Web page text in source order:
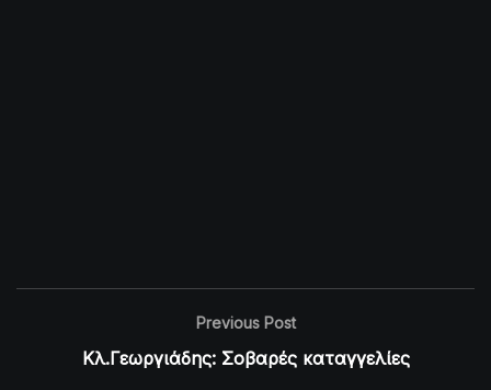
Previous Post
Κλ.Γεωργιάδης: Σοβαρές καταγγελίες